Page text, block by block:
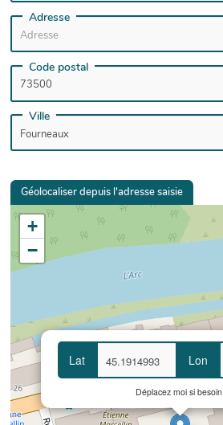
Adresse
Code postal
Ville
Géolocaliser depuis l'adresse saisie
Lat Lon
Déplacez moi si besoin
+
−